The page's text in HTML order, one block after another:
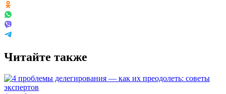
Читайте также